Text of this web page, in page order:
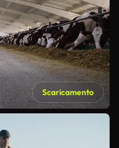
Scaricamento